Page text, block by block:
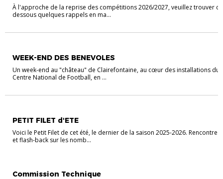
À l'approche de la reprise des compétitions 2026/2027, veuillez trouver ci-
dessous quelques rappels en ma...
WEEK-END DES BENEVOLES
Un week-end au "château" de Clairefontaine, au cœur des installations du
Centre National de Football, en ...
PETIT FILET d'ETE
Voici le Petit Filet de cet été, le dernier de la saison 2025-2026. Rencontres
et flash-back sur les nomb...
Commission Technique